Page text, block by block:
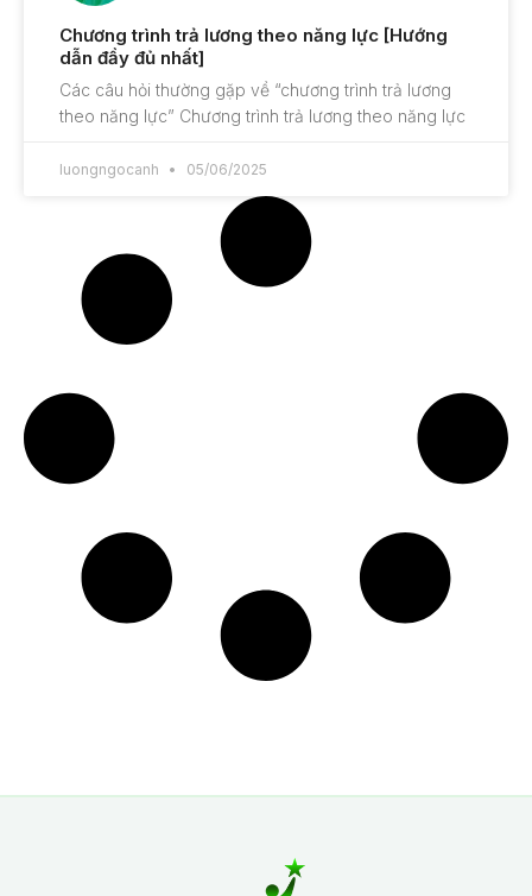
Chương trình trả lương theo năng lực [Hướng
dẫn đầy đủ nhất]
Các câu hỏi thường gặp về “chương trình trả lương
theo năng lực” Chương trình trả lương theo năng lực
luongngocanh 05/06/2025